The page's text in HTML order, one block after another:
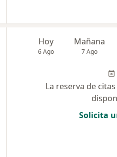
Hoy
6 Ago
Mañana
7 Ago
La reserva de
Solicita